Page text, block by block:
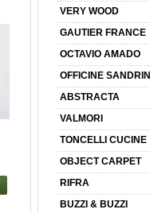
VERY WOOD
GAUTIER FRANCE
OCTAVIO AMADO
OFFICINE SANDRINI
ABSTRACTA
VALMORI
TONCELLI CUCINE
OBJECT CARPET
RIFRA
BUZZI & BUZZI